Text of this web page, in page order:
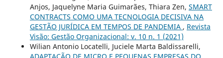
Anjos, Jaquelyne Maria Guimarães, Thiara Zen, SMART
CONTRACTS COMO UMA TECNOLOGIA DECISIVA NA
GESTÃO JURÍDICA EM TEMPOS DE PANDEMIA , Revista
Visão: Gestão Organizacional: v. 10 n. 1 (2021)
Wilian Antonio Locatelli, Juciele Marta Baldissarelli,